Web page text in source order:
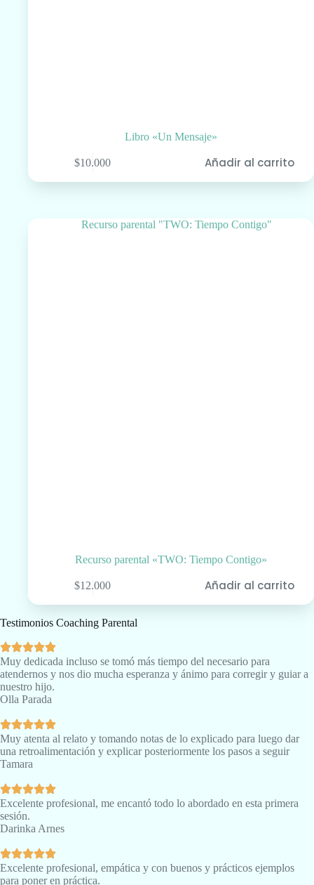
Libro «Un Mensaje»
$10.000 Añadir al carrito
Recurso parental «TWO: Tiempo Contigo»
$12.000 Añadir al carrito
Testimonios Coaching Parental
Muy dedicada incluso se tomó más tiempo del necesario para
atendernos y nos dio mucha esperanza y ánimo para corregir y guiar a
nuestro hijo.
Olla Parada
Muy atenta al relato y tomando notas de lo explicado para luego dar
una retroalimentación y explicar posteriormente los pasos a seguir
Tamara
Excelente profesional, me encantó todo lo abordado en esta primera
sesión.
Darinka Arnes
Excelente profesional, empática y con buenos y prácticos ejemplos
para poner en práctica.